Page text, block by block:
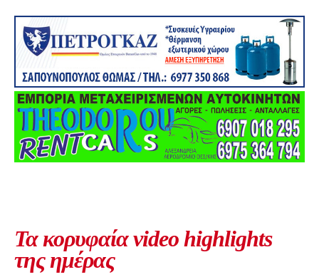
Τα κορυφαία video highlights
της ημέρας